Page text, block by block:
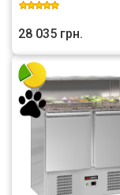
28 035 грн.